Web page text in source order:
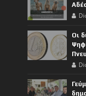
Οι